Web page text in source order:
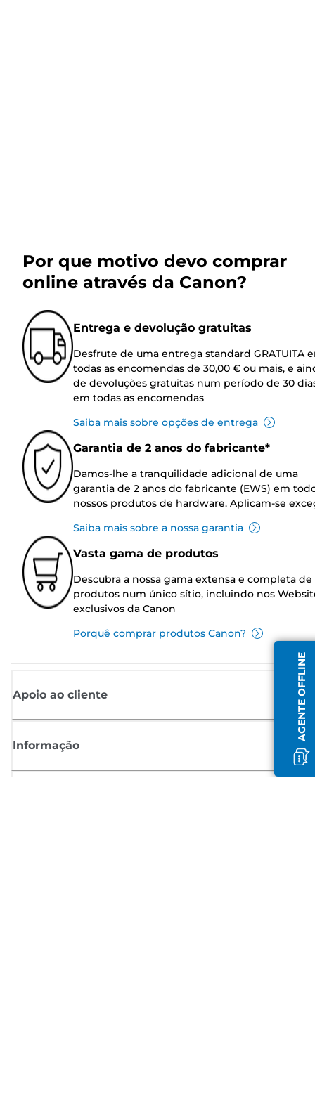
AGENTE OFFLINE
Por que motivo devo comprar
online através da Canon?
Entrega e devolução gratuitas
Desfrute de uma entrega standard GRATUITA
todas as encomendas de 30,00 € ou mais, e
de devoluções gratuitas num período de 30
em todas as encomendas
Saiba mais sobre opções de entrega
Garantia de 2 anos do fabricante*
Damos-lhe a tranquilidade adicional de uma
garantia de 2 anos do fabricante (EWS) em
nossos produtos de hardware. Aplicam-se
Saiba mais sobre a nossa garantia
Vasta gama de produtos
Descubra a nossa gama extensa e completa de
produtos num único sítio, incluindo nos
exclusivos da Canon
Porquê comprar produtos Canon?
Apoio ao cliente
Informação